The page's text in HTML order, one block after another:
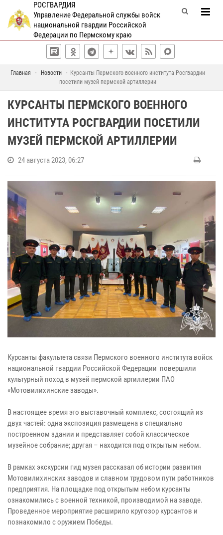
РОСГВАРДИЯ
Управление Федеральной службы войск
национальной гвардии Российской
Федерации по Пермскому краю
Главная Новости
Курсанты Пермского военного института Росгвардии
посетили музей пермской артиллерии
КУРСАНТЫ ПЕРМСКОГО ВОЕННОГО
ИНСТИТУТА РОСГВАРДИИ ПОСЕТИЛИ
МУЗЕЙ ПЕРМСКОЙ АРТИЛЛЕРИИ
24 августа 2023, 06:27
Курсанты факультета связи Пермского военного института войск
национальной гвардии Российской Федерации повершили
культурный поход в музей пермской артиллерии ПАО
«Мотовилихинские заводы».
В настоящее время это выставочный комплекс, состоящий из
двух частей: одна экспозиция размещена в специально
построенном здании и представляет собой классическое
музейное собрание; другая – находится под открытым небом.
В рамках экскурсии гид музея рассказал об истории развития
Мотовилихинских заводов и славном трудовом пути работников
предприятия. На площадке под открытым небом курсанты
ознакомились с военной техникой, производимой на заводе.
Проведенное мероприятие расширило кругозор курсантов и
познакомило с оружием Победы.